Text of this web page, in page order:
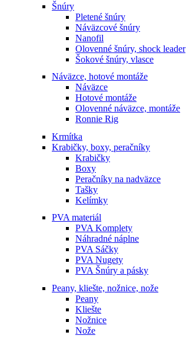
Šnúry
Pletené šnúry
Náväzcové šnúry
Nanofil
Olovenné šnúry, shock leader
Šokové šnúry, vlasce
Náväzce, hotové montáže
Náväzce
Hotové montáže
Olovenné náväzce, montáže
Ronnie Rig
Krmítka
Krabičky, boxy, peračníky
Krabičky
Boxy
Peračníky na nadväzce
Tašky
Kelímky
PVA materiál
PVA Komplety
Náhradné náplne
PVA Sáčky
PVA Nugety
PVA Šnúry a pásky
Peany, kliešte, nožnice, nože
Peany
Kliešte
Nožnice
Nože